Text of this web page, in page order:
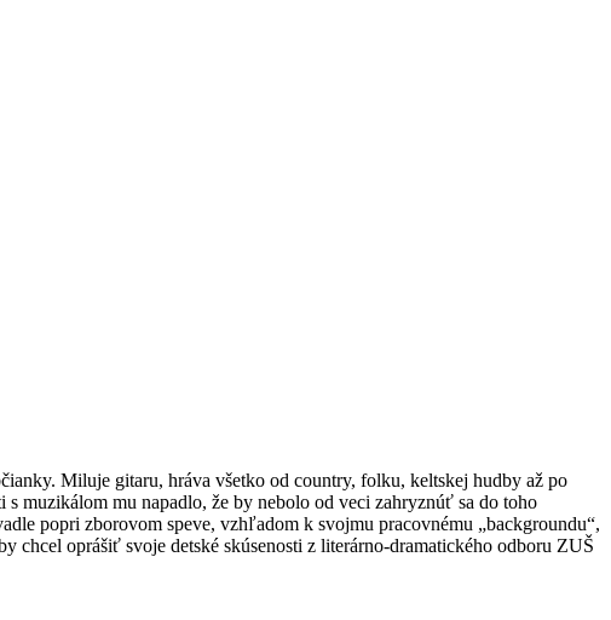
Miluje gitaru, hráva všetko od country, folku, keltskej hudby až po
muzikálom mu napadlo, že by nebolo od veci zahryznúť sa do toho
popri zborovom speve, vzhľadom k svojmu pracovnému „backgroundu“,
oprášiť svoje detské skúsenosti z literárno-dramatického odboru ZUŠ